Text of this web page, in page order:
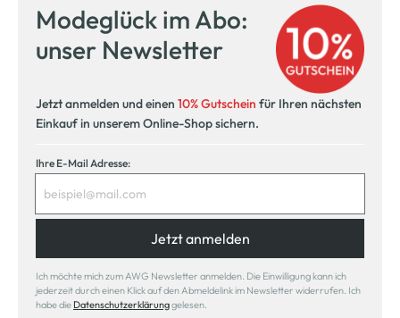
Modeglück im Abo:
unser Newsletter
Jetzt anmelden und einen 10% Gutschein für Ihren nächsten
Einkauf in unserem Online-Shop sichern.
Ihre E-Mail Adresse:
Jetzt anmelden
Ich möchte mich zum AWG Newsletter anmelden. Die Einwilligung kann ich
jederzeit durch einen Klick auf den Abmeldelink im Newsletter widerrufen. Ich
habe die Datenschutzerklärunggelesen.